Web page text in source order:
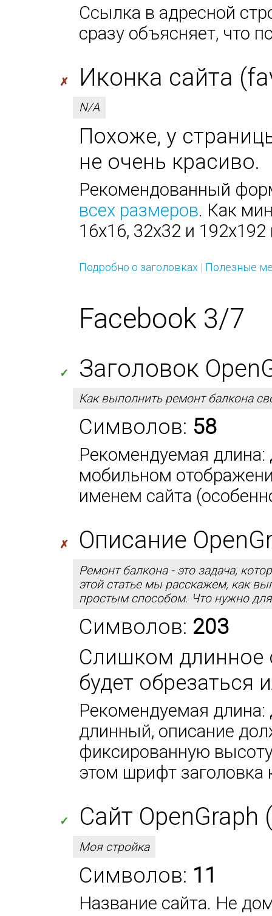
Ссылка в адресной
сразу объясняет, что
✗ Иконка сайта
N/A
Похоже, у
не очень красиво.
Рекомендованный
всех размеров. Как
16х16, 32х32 и
Подробно о заголовках | Полезные
Facebook 3/7
✓ Заголовок
Как выполнить ремонт балкона
Символов: 58
Рекомендуемая длина:
мобильном
именем сайта
✗ Описание
Ремонт балкона - это задача,
этой статье мы расскажем, как
простым способом. Что нужно
Символов: 203
Слишком длинное
будет обрезаться
Рекомендуемая длина:
длинный, описание
фиксированную
этом шрифт заголовка
✓ Сайт OpenGraph
Моя стройка
Символов: 11
Название сайта. Не